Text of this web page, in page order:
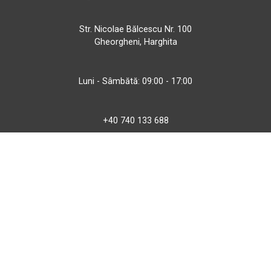
Str. Nicolae Bălcescu Nr. 100
Gheorgheni, Harghita
Luni - Sâmbătă: 09:00 - 17:00
+40 740 133 688